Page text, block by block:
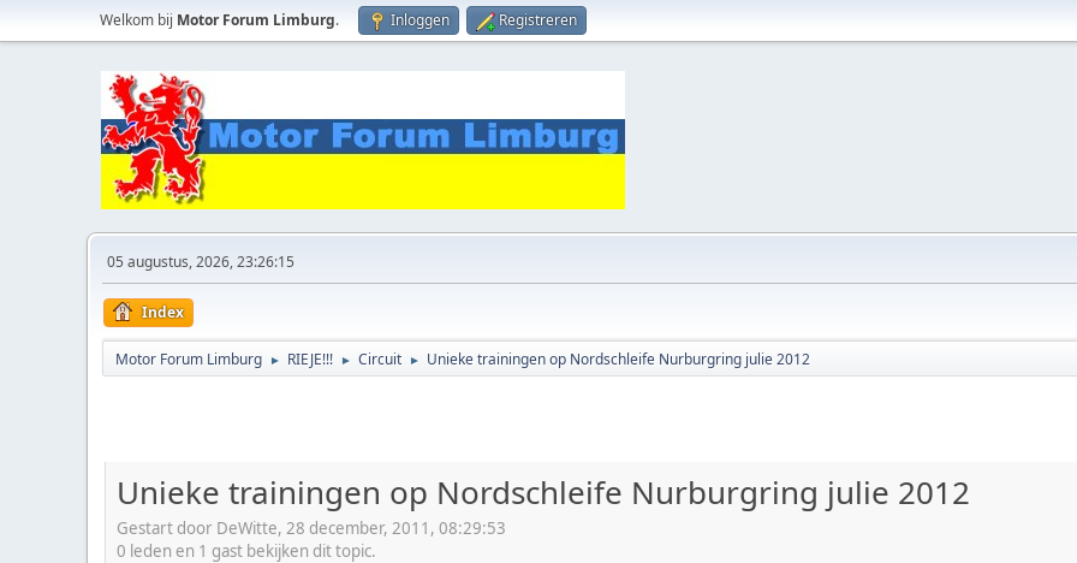
Welkom bij Motor Forum Limburg. Inloggen Registreren
05 augustus, 2026, 23:26:15
Index
Motor Forum Limburg ► RIEJE!!! ► Circuit ► Unieke trainingen op Nordschleife Nurburgring julie 2012
Unieke trainingen op Nordschleife Nurburgring julie 2012
Gestart door DeWitte, 28 december, 2011, 08:29:53
0 leden en 1 gast bekijken dit topic.